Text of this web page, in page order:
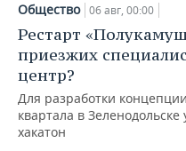
Общество 06 авг, 00:00
Рестарт
приезжих
центр?
Для разработки
квартала в
хакатон